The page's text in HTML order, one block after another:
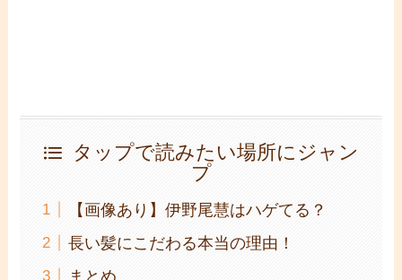
タップで読みたい場所にジャン
プ
【画像あり】伊野尾慧はハゲてる？
長い髪にこだわる本当の理由！
まとめ